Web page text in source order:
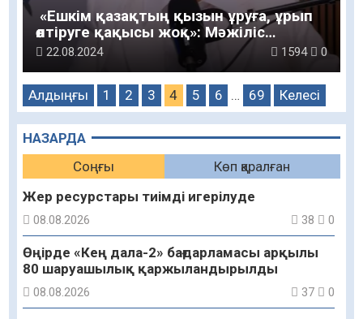
НАЗАРДА
Соңғы
Көп қаралған
Жер ресурстары тиімді игерілуде
08.08.2026 38 0
Өңірде «Кең дала-2» бағдарламасы арқылы
80 шаруашылық қаржыландырылды
08.08.2026 37 0
«Ешкім қазақтың қызын ұруға, ұрып
өлтіруге қақысы жоқ»: Мәжіліс
депутаты
22.08.2024 1594 0
Алдыңғы 1 2 3 4 5 6 … 69 Келесі